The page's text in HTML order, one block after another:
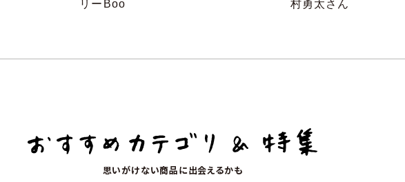
リーBoo
村勇太さん
思いがけない商品に出会えるかも